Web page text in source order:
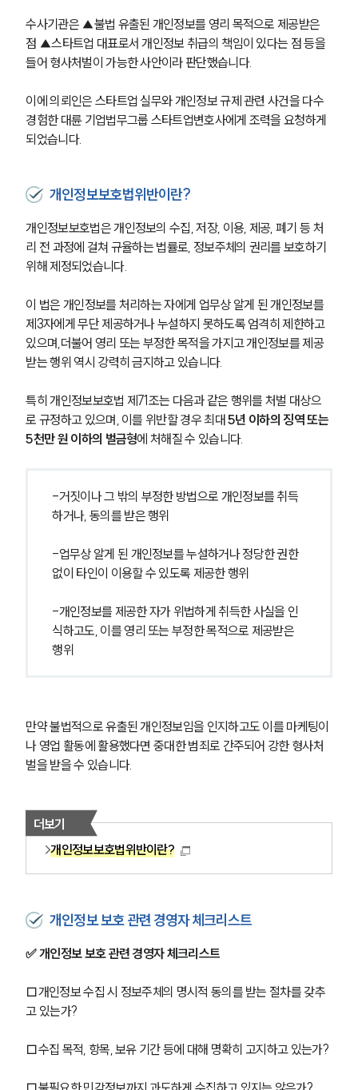
수사기관은 ▲불법 유출된 개인정보를 영리 목적으로 제공받은
점 ▲스타트업 대표로서 개인정보 취급의 책임이 있다는 점 등을
들어 형사처벌이 가능한 사안이라 판단했습니다.
이에 의뢰인은 스타트업 실무와 개인정보 규제 관련 사건을 다수
경험한 대륜 기업법무그룹 스타트업변호사에게 조력을 요청하게
되었습니다.
개인정보보호법위반이란?
개인정보보호법은 개인정보의 수집, 저장, 이용, 제공, 폐기 등 처
리 전 과정에 걸쳐 규율하는 법률로, 정보주체의 권리를 보호하기
위해 제정되었습니다.
이 법은 개인정보를 처리하는 자에게 업무상 알게 된 개인정보를
제3자에게 무단 제공하거나 누설하지 못하도록 엄격히 제한하고
있으며,더불어 영리 또는 부정한 목적을 가지고 개인정보를 제공
받는 행위 역시 강력히 금지하고 있습니다.
특히 개인정보보호법 제71조는 다음과 같은 행위를 처벌 대상으
로 규정하고 있으며, 이를 위반할 경우 최대 5년 이하의 징역 또는
5천만 원 이하의 벌금형에 처해질 수 있습니다.
-거짓이나 그 밖의 부정한 방법으로 개인정보를 취득
하거나, 동의를 받은 행위
-업무상 알게 된 개인정보를 누설하거나 정당한 권한
없이 타인이 이용할 수 있도록 제공한 행위
-개인정보를 제공한 자가 위법하게 취득한 사실을 인
식하고도, 이를 영리 또는 부정한 목적으로 제공받은
행위
만약 불법적으로 유출된 개인정보임을 인지하고도 이를 마케팅이
나 영업 활동에 활용했다면 중대한 범죄로 간주되어 강한 형사처
벌을 받을 수 있습니다.
더보기
개인정보보호법위반이란?
개인정보 보호 관련 경영자 체크리스트
✅ 개인정보 보호 관련 경영자 체크리스트
□개인정보 수집 시 정보주체의 명시적 동의를 받는 절차를 갖추
고 있는가?
□수집 목적, 항목, 보유 기간 등에 대해 명확히 고지하고 있는가?